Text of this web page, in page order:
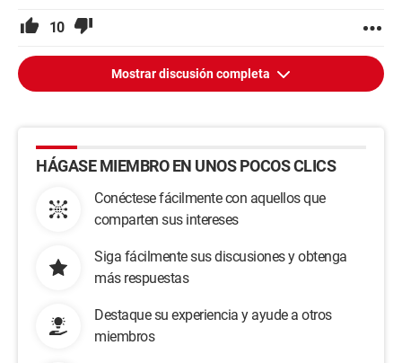
10
Mostrar discusión completa
HÁGASE MIEMBRO EN UNOS POCOS CLICS
Conéctese fácilmente con aquellos que
comparten sus intereses
Siga fácilmente sus discusiones y obtenga
más respuestas
Destaque su experiencia y ayude a otros
miembros